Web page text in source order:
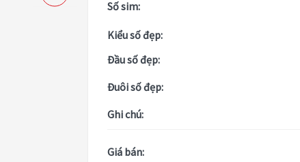
Số sim:
Kiểu số đẹp:
Đầu số đẹp:
Đuôi số đẹp:
Ghi chú:
Giá bán: